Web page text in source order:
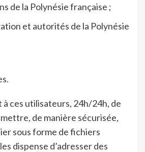
de la Polynésie française ;
et autorités de la Polynésie
ces utilisateurs, 24h/24h, de
de manière sécurisée,
sous forme de fichiers
dispense d’adresser des